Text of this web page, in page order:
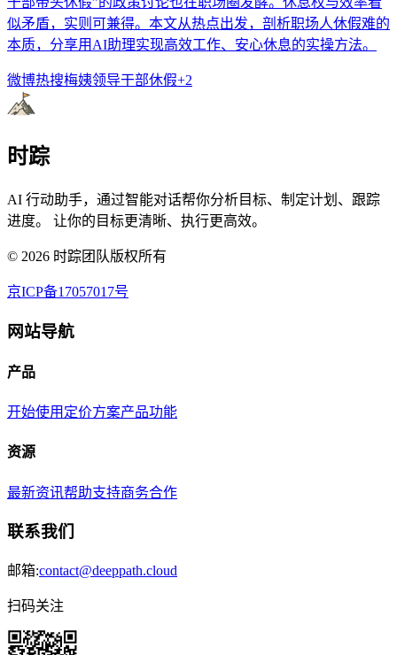
似矛盾，实则可兼得。本文从热点出发，剖析职场人休假难的
本质，分享用AI助理实现高效工作、安心休息的实操方法。
微博热搜梅姨领导干部休假+2
时踪
AI 行动助手，通过智能对话帮你分析目标、制定计划、跟踪
进度。 让你的目标更清晰、执行更高效。
© 2026 时踪团队版权所有
京ICP备17057017号
网站导航
产品
开始使用 定价方案产品功能
资源
最新资讯帮助支持商务合作
联系我们
邮箱:contact@deeppath.cloud
扫码关注